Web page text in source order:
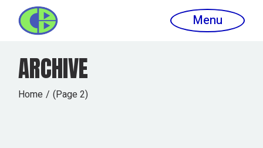
content
Menu
ARCHIVE
Home (Page 2)